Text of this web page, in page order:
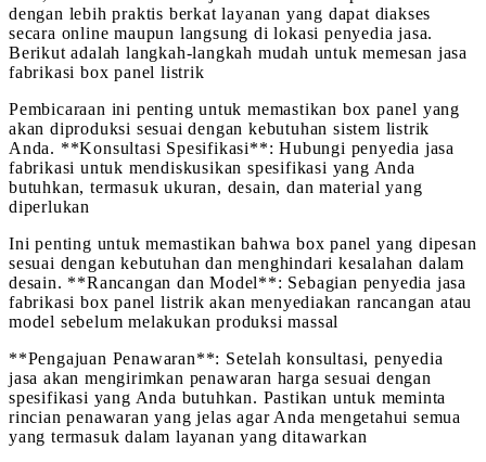
dengan lebih praktis berkat layanan yang dapat diakses
secara online maupun langsung di lokasi penyedia jasa.
Berikut adalah langkah-langkah mudah untuk memesan jasa
fabrikasi box panel listrik
Pembicaraan ini penting untuk memastikan box panel yang
akan diproduksi sesuai dengan kebutuhan sistem listrik
Anda. **Konsultasi Spesifikasi**: Hubungi penyedia jasa
fabrikasi untuk mendiskusikan spesifikasi yang Anda
butuhkan, termasuk ukuran, desain, dan material yang
diperlukan
Ini penting untuk memastikan bahwa box panel yang dipesan
sesuai dengan kebutuhan dan menghindari kesalahan dalam
desain. **Rancangan dan Model**: Sebagian penyedia jasa
fabrikasi box panel listrik akan menyediakan rancangan atau
model sebelum melakukan produksi massal
**Pengajuan Penawaran**: Setelah konsultasi, penyedia
jasa akan mengirimkan penawaran harga sesuai dengan
spesifikasi yang Anda butuhkan. Pastikan untuk meminta
rincian penawaran yang jelas agar Anda mengetahui semua
yang termasuk dalam layanan yang ditawarkan